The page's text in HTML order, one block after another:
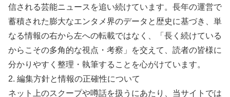
信される芸能ニュースを追い続けています。長年の運営で
蓄積された膨大なエンタメ界のデータと歴史に基づき、単
なる情報の右から左への転載ではなく、「長く続けている
からこその多角的な視点・考察」を交えて、読者の皆様に
分かりやすく整理・執筆することを心がけています。
2. 編集方針と情報の正確性について
ネット上のスクープや噂話を扱うにあたり、当サイトでは